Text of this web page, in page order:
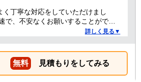
く丁寧な対応をしていただけまし
で、不安なくお願いすることができ
詳しく見る▼
無料 見積もりをしてみる